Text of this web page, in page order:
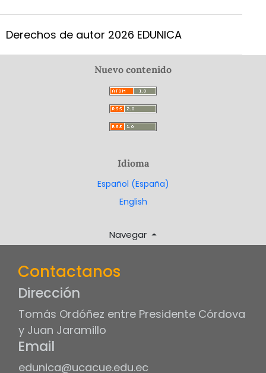
Derechos de autor 2026 EDUNICA
Nuevo contenido
Idioma
Español (España)
English
Navegar
Contactanos
Dirección
Tomás Ordóñez entre Presidente Córdova
y Juan Jaramillo
Email
edunica@ucacue.edu.ec